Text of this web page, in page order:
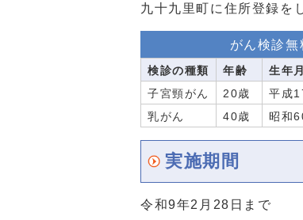
九十九里町に住所登録を
がん検診
検診の種類 年齢 生年
子宮頸がん
20歳 平成
乳がん
40歳 昭和
実施期間
令和9年2月28日まで